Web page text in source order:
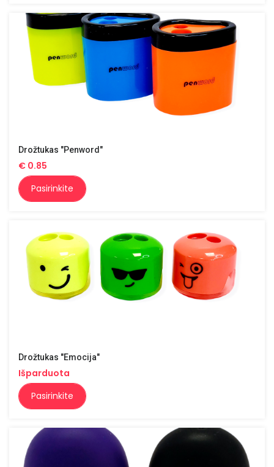
Drožtukas "Penword"
€ 0.85
Pasirinkite
Drožtukas "Emocija"
Išparduota
Pasirinkite